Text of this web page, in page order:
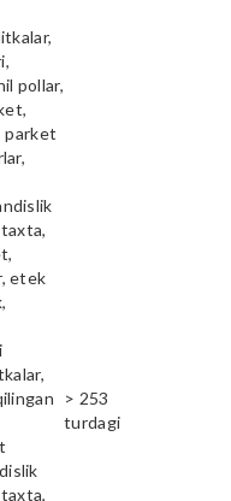
pollar,
parket
etek
> 253
turdagi